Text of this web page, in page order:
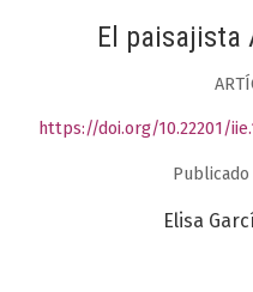
El paisajista
https://doi.org/10.22201/
Elisa